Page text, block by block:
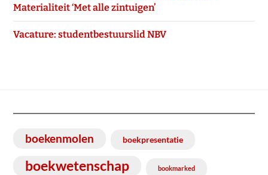
Materialiteit ‘Met alle zintuigen’
Vacature: studentbestuurslid NBV
boekenmolen boekpresentatie
boekwetenschap bookmarked